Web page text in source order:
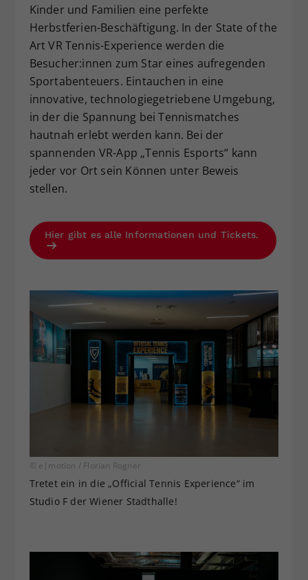
Kinder und Familien eine perfekte
Herbstferien-Beschäftigung. In der State of the
Art VR Tennis-Experience werden die
Besucher:innen zum Star eines aufregenden
Sportabenteuers. Eintauchen in eine
innovative, technologiegetriebene Umgebung,
in der die Spannung bei Tennismatches
hautnah erlebt werden kann. Bei der
spannenden VR-App „Tennis Esports“ kann
jeder vor Ort sein Können unter Beweis
stellen.
Hier gibt es alle Informationen und Tickets.
© e|motion / Florian Rogner
Tretet ein in die „Official Tennis Experience“ im
Studio F der Wiener Stadthalle!